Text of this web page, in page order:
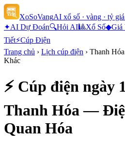
XoSoVangAI xổ số · vàng · tỷ
✦AI Dự Đoán🔍Hỏi AI🎱Xổ Số◆Giá
Tiết⚡Cúp Điện
Trang chủ › Lịch cúp điện › Thanh Hóa
Khác
⚡ Cúp điện ngày
Thanh Hóa —
Quan Hóa